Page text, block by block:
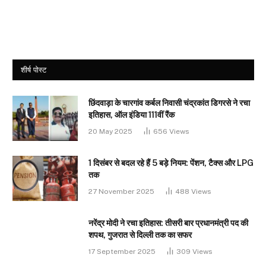
शीर्ष पोस्ट
छिंदवाड़ा के चारगांव कर्बल निवासी चंद्रकांत डिगरसे ने रचा
इतिहास, ऑल इंडिया 111वीं रैंक
20 May 2025 656 Views
1 दिसंबर से बदल रहे हैं 5 बड़े नियम: पेंशन, टैक्स और LPG
तक
27 November 2025 488 Views
नरेंद्र मोदी ने रचा इतिहास: तीसरी बार प्रधानमंत्री पद की
शपथ, गुजरात से दिल्ली तक का सफर
17 September 2025 309 Views